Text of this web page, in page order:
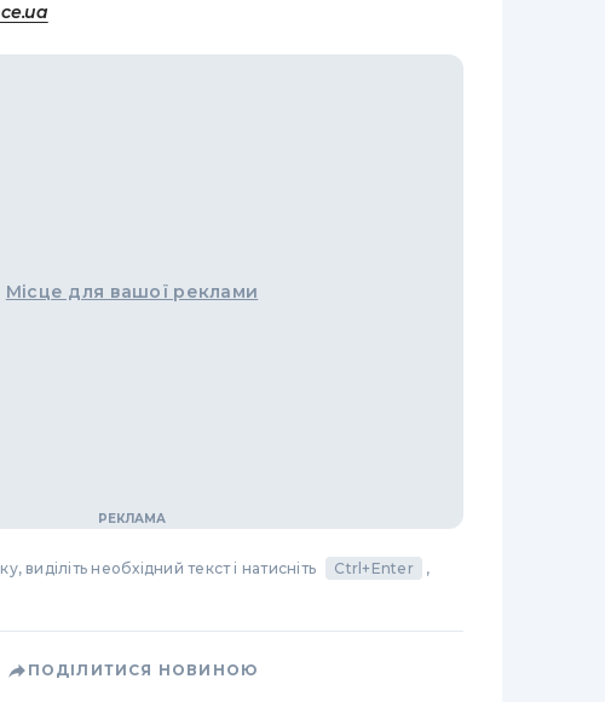
Місце для вашої реклами
виділіть необхідний текст і натисніть Ctrl+Enter
,
ПОДІЛИТИСЯ НОВИНОЮ